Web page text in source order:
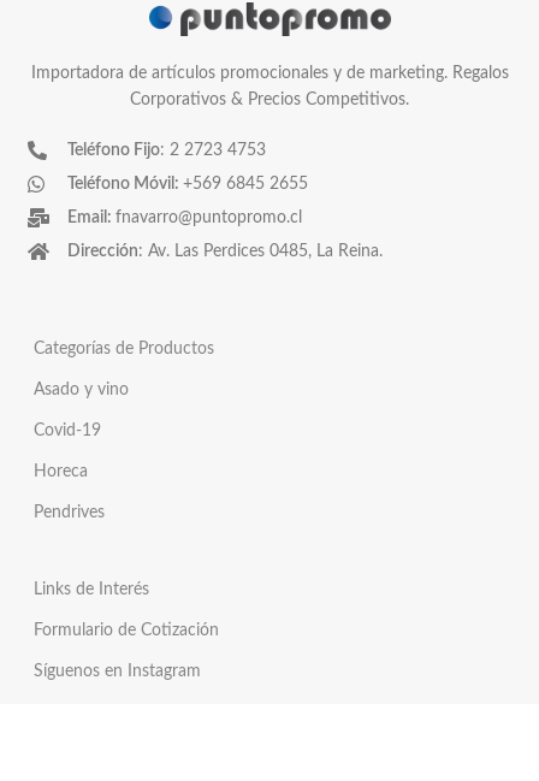
Importadora de artículos promocionales y de marketing. Regalos
Corporativos & Precios Competitivos.
Teléfono Fijo: 2 2723 4753
Teléfono Móvil: +569 6845 2655
Email: fnavarro@puntopromo.cl
Dirección: Av. Las Perdices 0485, La Reina.
Categorías de Productos
Asado y vino
Covid-19
Horeca
Pendrives
Links de Interés
Formulario de Cotización
Síguenos en Instagram